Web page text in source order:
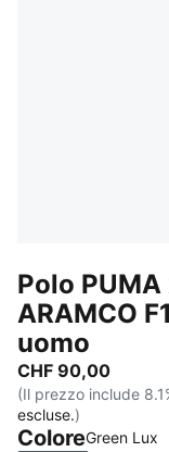
Polo PUMA
ARAMCO
uomo
CHF 90,00
(Il prezzo include
escluse.)
ColoreGreen Lux